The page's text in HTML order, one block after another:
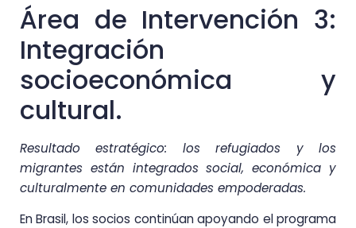
Área de Intervención 3:
Integración
socioeconómica y
cultural.
Resultado estratégico: los refugiados y los
migrantes están integrados social, económica y
culturalmente en comunidades empoderadas.
En Brasil, los socios continúan apoyando el programa